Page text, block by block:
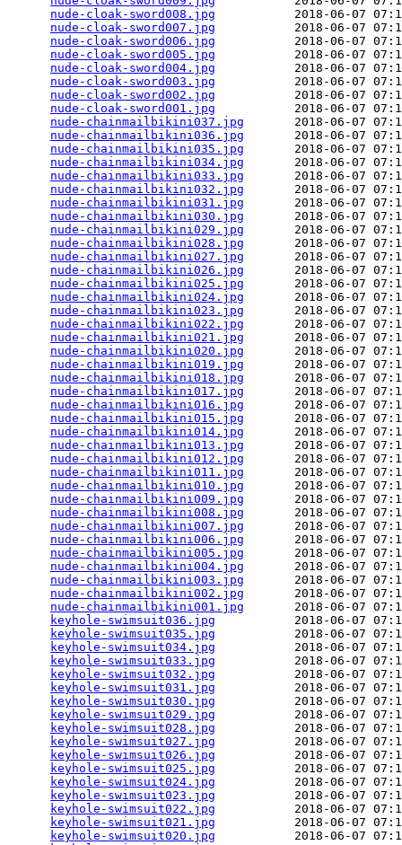
nude-cloak-sword008.jpg
2018-06-07
nude-cloak-sword007.jpg
2018-06-07
nude-cloak-sword006.jpg
2018-06-07
nude-cloak-sword005.jpg
2018-06-07
nude-cloak-sword004.jpg
2018-06-07
nude-cloak-sword003.jpg
2018-06-07
nude-cloak-sword002.jpg
2018-06-07
nude-cloak-sword001.jpg
2018-06-07
nude-chainmailbikini037.jpg
2018-06-07
nude-chainmailbikini036.jpg
2018-06-07
nude-chainmailbikini035.jpg
2018-06-07
nude-chainmailbikini034.jpg
2018-06-07
nude-chainmailbikini033.jpg
2018-06-07
nude-chainmailbikini032.jpg
2018-06-07
nude-chainmailbikini031.jpg
2018-06-07
nude-chainmailbikini030.jpg
2018-06-07
nude-chainmailbikini029.jpg
2018-06-07
nude-chainmailbikini028.jpg
2018-06-07
nude-chainmailbikini027.jpg
2018-06-07
nude-chainmailbikini026.jpg
2018-06-07
nude-chainmailbikini025.jpg
2018-06-07
nude-chainmailbikini024.jpg
2018-06-07
nude-chainmailbikini023.jpg
2018-06-07
nude-chainmailbikini022.jpg
2018-06-07
nude-chainmailbikini021.jpg
2018-06-07
nude-chainmailbikini020.jpg
2018-06-07
nude-chainmailbikini019.jpg
2018-06-07
nude-chainmailbikini018.jpg
2018-06-07
nude-chainmailbikini017.jpg
2018-06-07
nude-chainmailbikini016.jpg
2018-06-07
nude-chainmailbikini015.jpg
2018-06-07
nude-chainmailbikini014.jpg
2018-06-07
nude-chainmailbikini013.jpg
2018-06-07
nude-chainmailbikini012.jpg
2018-06-07
nude-chainmailbikini011.jpg
2018-06-07
nude-chainmailbikini010.jpg
2018-06-07
nude-chainmailbikini009.jpg
2018-06-07
nude-chainmailbikini008.jpg
2018-06-07
nude-chainmailbikini007.jpg
2018-06-07
nude-chainmailbikini006.jpg
2018-06-07
nude-chainmailbikini005.jpg
2018-06-07
nude-chainmailbikini004.jpg
2018-06-07
nude-chainmailbikini003.jpg
2018-06-07
nude-chainmailbikini002.jpg
2018-06-07
nude-chainmailbikini001.jpg
2018-06-07
keyhole-swimsuit036.jpg
2018-06-07
keyhole-swimsuit035.jpg
2018-06-07
keyhole-swimsuit034.jpg
2018-06-07
keyhole-swimsuit033.jpg
2018-06-07
keyhole-swimsuit032.jpg
2018-06-07
keyhole-swimsuit031.jpg
2018-06-07
keyhole-swimsuit030.jpg
2018-06-07
keyhole-swimsuit029.jpg
2018-06-07
keyhole-swimsuit028.jpg
2018-06-07
keyhole-swimsuit027.jpg
2018-06-07
keyhole-swimsuit026.jpg
2018-06-07
keyhole-swimsuit025.jpg
2018-06-07
keyhole-swimsuit024.jpg
2018-06-07
keyhole-swimsuit023.jpg
2018-06-07
keyhole-swimsuit022.jpg
2018-06-07
keyhole-swimsuit021.jpg
2018-06-07
keyhole-swimsuit020.jpg
2018-06-07